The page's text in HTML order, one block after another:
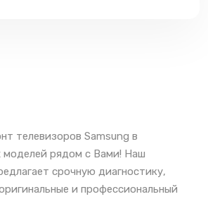
телевизоров Samsung в
моделей рядом с Вами! Наш
срочную диагностику,
и профессиональный